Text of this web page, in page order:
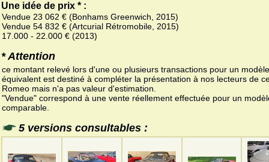
Une idée de prix * :
Vendue 23 062 € (Bonhams Greenwich, 2015)
Vendue 54 832 € (Artcurial Rétromobile, 2015)
17.000 - 22.000 € (2013)
* Attention
ce montant relevé lors d'une ou plusieurs transactions pour un modèle
équivalent est destiné à compléter la présentation à nos lecteurs de
Romeo mais n'a pas valeur d'estimation.
"Vendue" correspond à une vente réellement effectuée pour un
comparable.
5 versions consultables :